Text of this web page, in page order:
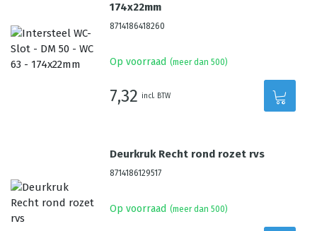
174x22mm
8714186418260
Op voorraad (meer dan 500)
7,32 incl. BTW
Deurkruk Recht rond rozet rvs
8714186129517
Op voorraad (meer dan 500)